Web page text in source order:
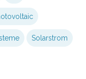
Solarstrom